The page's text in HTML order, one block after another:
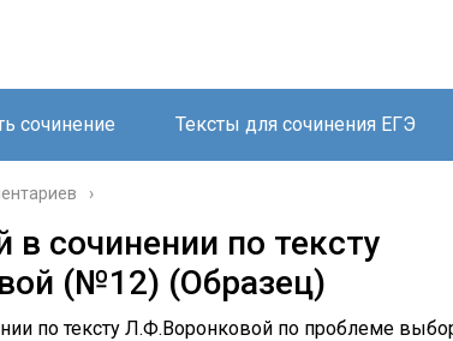
сочинение Тексты для сочинения ЕГЭ
сочинении по тексту
(№12) (Образец)
по тексту Л.Ф.Воронковой по проблеме